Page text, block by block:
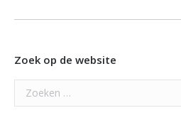
Zoek op de website
Search: